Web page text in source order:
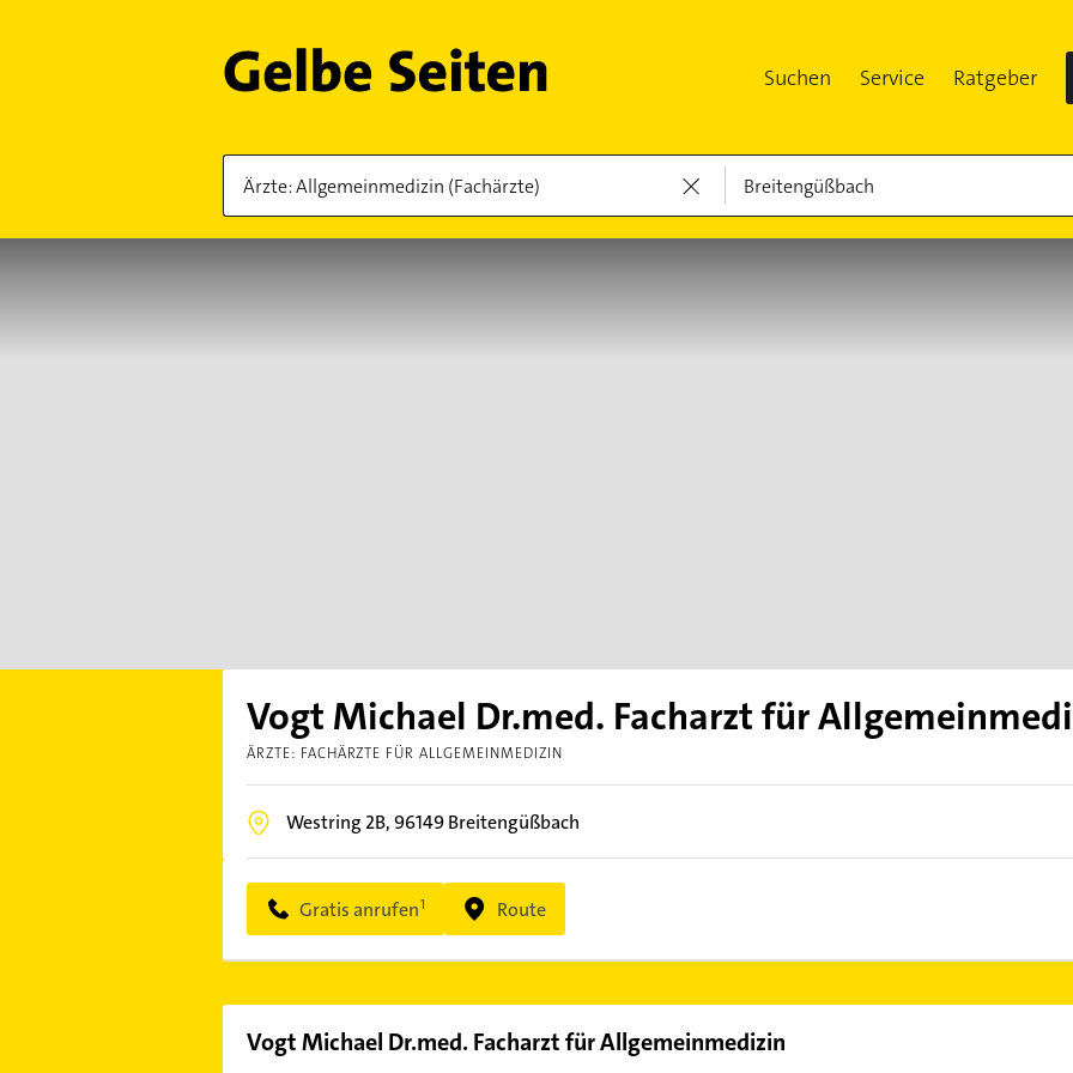
Suchen Service Ratgeber
Vogt Michael Dr.med. Facharzt für
ÄRZTE: FACHÄRZTE FÜR ALLGEMEINMEDIZIN
Westring 2B,96149Breitengüßbach
Gratis anrufen Route
Vogt Michael Dr.med. Facharzt für Allgemeinmedizin